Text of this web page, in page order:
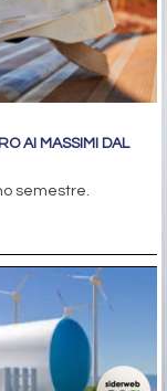
AI MASSIMI DAL
semestre.